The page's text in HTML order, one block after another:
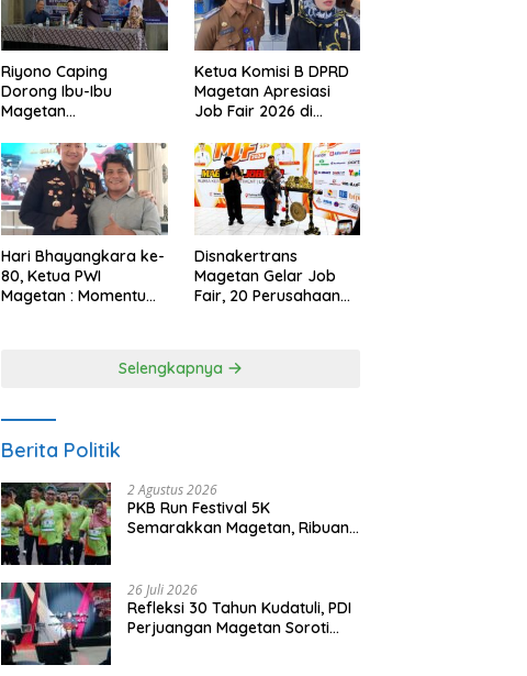
Riyono Caping
Dorong Ibu-Ibu
Magetan
Ikan, Perkuat Budaya
Gemar Makan Ikan
Ketua Komisi B DPRD
Magetan Apresiasi
Job Fair 2026 di
Anggaran
Hari Bhayangkara ke-
80, Ketua PWI
Magetan : Momentum
Disnakertrans
Magetan Gelar Job
Fair, 20 Perusahaan
Selengkapnya
Berita Politik
2 Agustus 2026
PKB Run Festival 5K
Semarakkan Magetan, Ribuan
26 Juli 2026
Refleksi 30 Tahun Kudatuli, PDI
Perjuangan Magetan Soroti